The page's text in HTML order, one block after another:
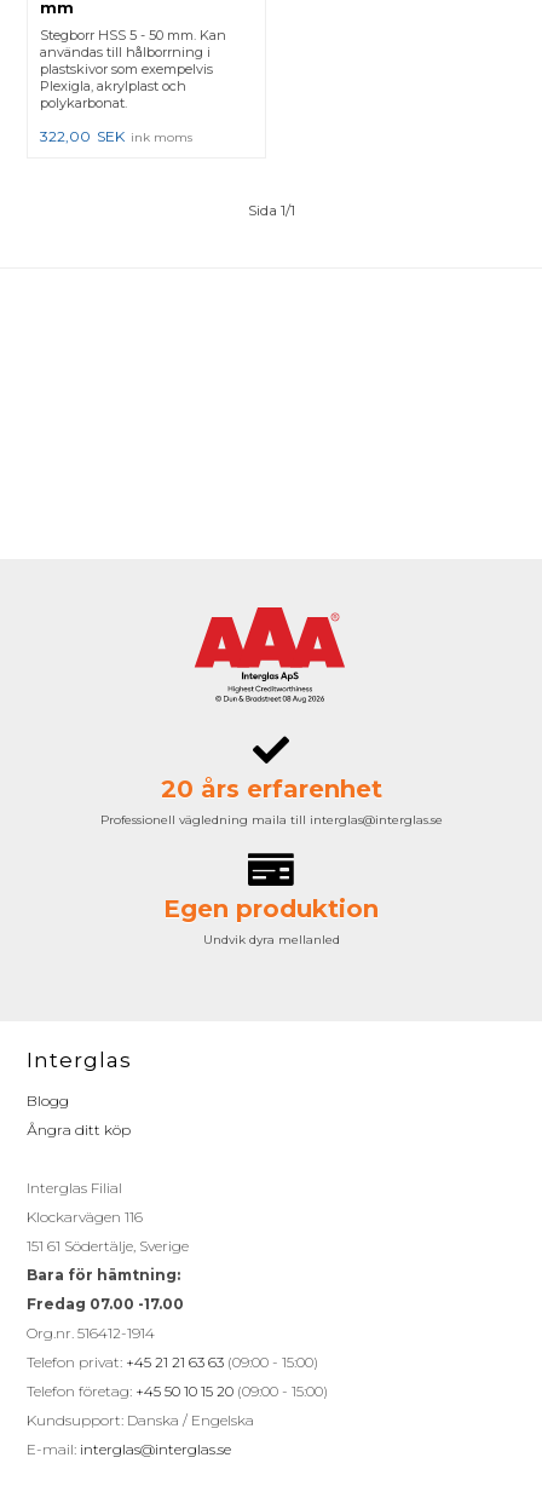
mm
Stegborr HSS 5 - 50 mm. Kan
användas till hålborrning i
plastskivor som exempelvis
Plexigla, akrylplast och
polykarbonat.
322,00 SEK ink moms
Sida 1/1
20 års erfarenhet
Professionell vägledning maila till interglas@interglas.se
Egen produktion
Undvik dyra mellanled
Interglas
Blogg
Ångra ditt köp
Interglas Filial
Klockarvägen 116
151 61 Södertälje, Sverige
Bara för hämtning:
Fredag 07.00 -17.00
Org.nr. 516412-1914
Telefon privat: +45 21 21 63 63 (09:00 - 15:00)
Telefon företag: +45 50 10 15 20 (09:00 - 15:00)
Kundsupport: Danska / Engelska
E-mail: interglas@interglas.se